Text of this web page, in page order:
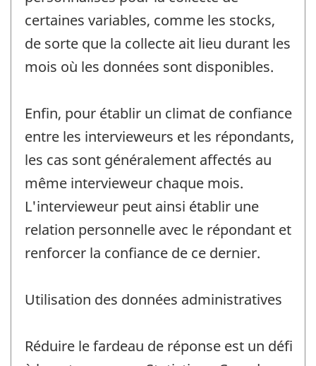
certaines variables, comme les stocks,
de sorte que la collecte ait lieu durant les
mois où les données sont disponibles.
Enfin, pour établir un climat de confiance
entre les intervieweurs et les répondants,
les cas sont généralement affectés au
même intervieweur chaque mois.
L'intervieweur peut ainsi établir une
relation personnelle avec le répondant et
renforcer la confiance de ce dernier.
Utilisation des données administratives
Réduire le fardeau de réponse est un défi